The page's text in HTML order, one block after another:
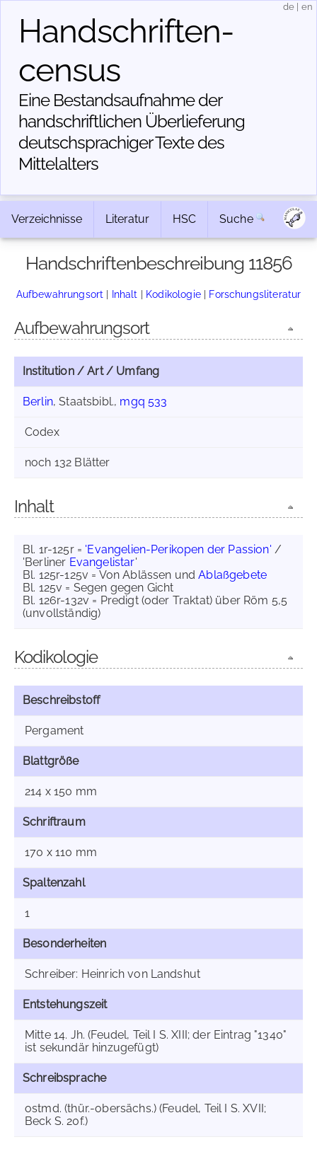
Handschriften­
census
Eine Bestandsaufnahme der
handschriftlichen Über­lieferung
deutschsprachiger Texte des
Mittelalters
de en
Verzeichnisse Literatur HSC Suche
Handschriftenbeschreibung 11856
Aufbewahrungsort | Inhalt | Kodikologie| Forschungsliteratur
Aufbewahrungsort
Institution / Art / Umfang
Berlin, Staatsbibl., mgq 533
Codex
noch 132 Blätter
Inhalt
Bl. 1r-125r = 'Evangelien-Perikopen der Passion' /
'Berliner Evangelistar'
Bl. 125r-125v = Von Ablässen undAblaßgebete
Bl. 125v = Segen gegen Gicht
Bl. 126r-132v = Predigt (oder Traktat) über Röm 5,5
(unvollständig)
Kodikologie
Beschreibstoff
Pergament
Blattgröße
214 x 150 mm
Schriftraum
170 x 110 mm
Spaltenzahl
1
Besonderheiten
Schreiber: Heinrich von Landshut
Entstehungszeit
Mitte 14. Jh. (Feudel, Teil I S. XIII; der Eintrag "1340"
ist sekundär hinzugefügt)
Schreibsprache
ostmd. (thür.-obersächs.) (Feudel, Teil I S. XVII;
Beck S. 20f.)